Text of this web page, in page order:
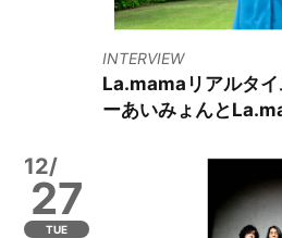
INTERVIEW
La.mamaリアルタ
ーあいみょんと
12/
27
TUE